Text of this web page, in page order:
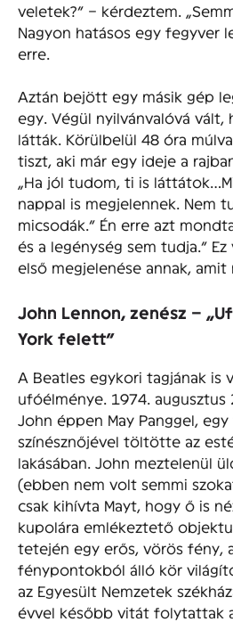
veletek?” – kérdeztem.
Nagyon hatásos egy fegyver
erre.
Aztán bejött egy másik gép
egy. Végül nyilvánvalóvá vált,
látták. Körülbelül 48 óra
tiszt, aki már egy ideje a
„Ha jól tudom, ti is
nappal is megjelennek. Nem
micsodák.” Én erre azt
és a legénység sem tudja.”
első megjelenése annak, amit
John Lennon, zenész –
York felett”
A Beatles egykori tagjának is
ufóélménye. 1974.
John éppen May Panggel,
színésznőjével töltötte az
lakásában. John meztelenül
(ebben nem volt semmi
csak kihívta Mayt, hogy ő is
kupolára emlékeztető
tetején egy erős, vörös fény,
fénypontokból álló kör
az Egyesült Nemzetek
évvel később vitát folytattak